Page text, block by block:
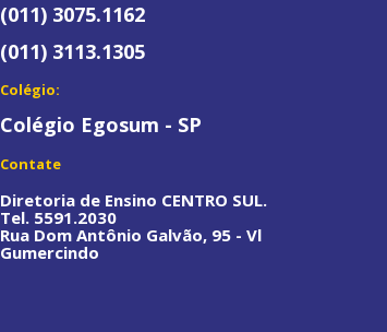
(011) 3075.1162
(011) 3113.1305
Colégio:
Colégio Egosum - SP
Contate
Diretoria de Ensino CENTRO SUL.
Tel. 5591.2030
Rua Dom Antônio Galvão, 95 - Vl
Gumercindo